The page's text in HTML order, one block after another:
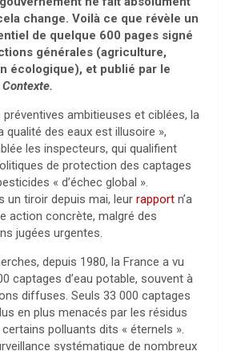
change. Voilà ce que révèle un
de quelque 600 pages signé
générales (agriculture,
écologique), et publié par le
Contexte.
préventives ambitieuses et ciblées, la
qualité des eaux est illusoire »,
les inspecteurs, qui qualifient
de protection des captages
« d’échec global ».
un tiroir depuis mai, leur rapport n’a
action concrète, malgré des
jugées urgentes.
depuis 1980, la France a vu
captages d’eau potable, souvent à
diffuses. Seuls 33 000 captages
en plus menacés par les résidus
polluants dits « éternels ».
systématique de nombreux